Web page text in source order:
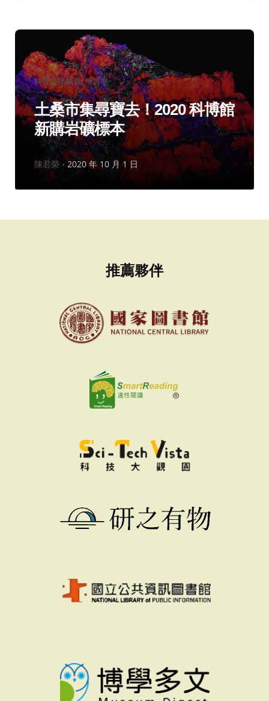
分
類：
科普文摘精選 地質學
土桑市集尋寶去！2020 科博館
新購岩礦標本
作
者：
陳君榮 2020 年 10 月 1 日
推薦夥伴